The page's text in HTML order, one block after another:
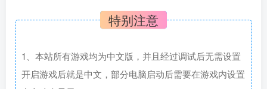
特别注意
1、本站所有游戏均为中文版，并且经过调试后无需设置
开启游戏后就是中文，部分电脑启动后需要在游戏内设置